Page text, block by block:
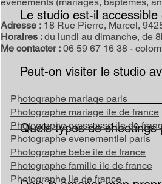
Le studio est-il
Oui, le studio se situe à Gentilly,
Peut-on visiter le studio
Bien sûr ! Il est possible de
Quels types de shootings
Le studio est polyvalent :
vos besoins. Il est également
Adresse : 18 Rue Pierre, Marcel,
Horaires :du lundi au dimanche, de
Me contacter :06 59 67 16 38 -
Photographe mariage paris
Photographe mariage ile de france
Photographe grossesse ile de
Photographe evenementiel paris
Photographe bebe ile de france
Photographe famille ile de france
Photographe ile de france